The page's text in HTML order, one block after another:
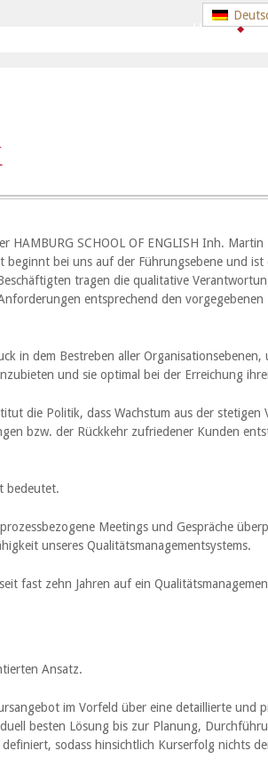
Go to:
Home
HAMBURG SCHOOL OF ENGLISH Inh.
bei uns auf der Führungsebene und
tragen die qualitative
entsprechend den vorgegebenen
in dem Bestreben aller Organisationsebenen,
und sie optimal bei der Erreichung
die Politik, dass Wachstum aus der stetigen
bzw. der Rückkehr zufriedener Kunden
bedeutet.
Meetings und Gespräche
unseres Qualitätsmanagementsystems.
fast zehn Jahren auf ein
Ansatz.
im Vorfeld über eine detaillierte und
besten Lösung bis zur Planung,
sodass hinsichtlich Kurserfolg nichts